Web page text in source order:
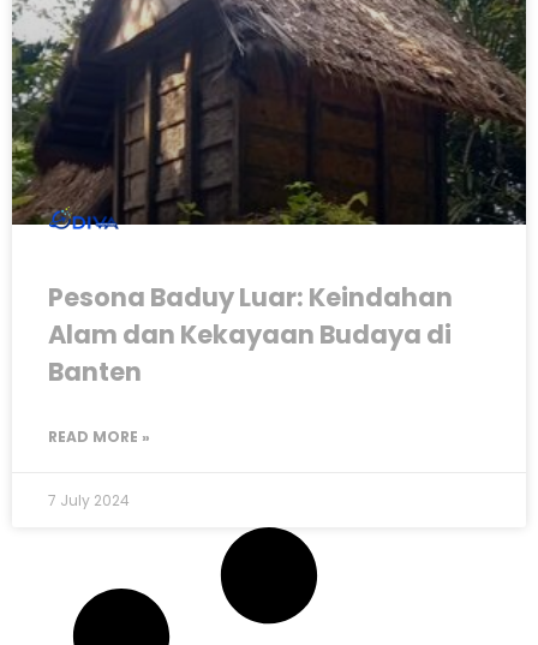
Pesona Baduy Luar: Keindahan
Alam dan Kekayaan Budaya di
Banten
READ MORE »
7 July 2024